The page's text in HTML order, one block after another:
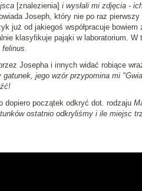
[znalezienia] i wysłali mi zdjęcia -
Joseph, który nie po raz pierwszy
już od jakiegoś współpracuje bowiem
klasyfikuje pająki w laboratorium.
felinus.
Josepha i innych widać robiące
jego wzór przypomina mi
dopiero początek odkryć dot. rodzaju
ostatnio odkryliśmy i ile miejsc